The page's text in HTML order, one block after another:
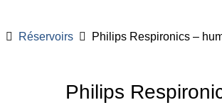
Réservoirs Philips Respironics –
Philips